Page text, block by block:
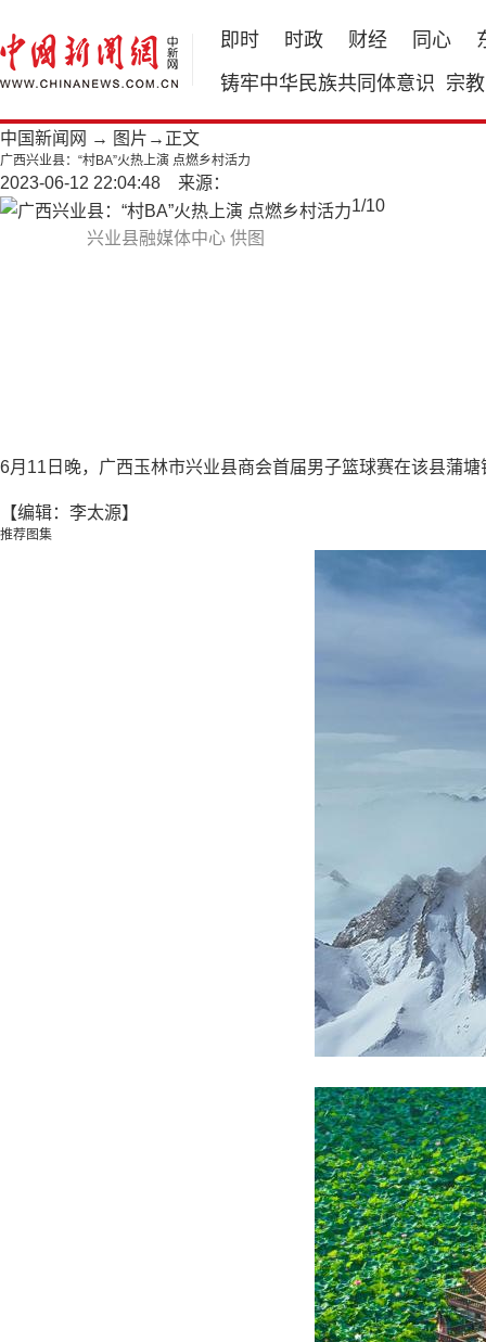
即时 时政 财经 同心
铸牢中华民族共同体意识 宗教
中国新闻网 → 图片 →正文
广西兴业县：“村BA”火热上演 点燃乡村活力
2023-06-12 22:04:48 来源：
兴业县融媒体中心 供图
1/10
6月11日晚，广西玉林市兴业县商会首届男子篮球赛在该县蒲
【编辑：李太源】
推荐图集